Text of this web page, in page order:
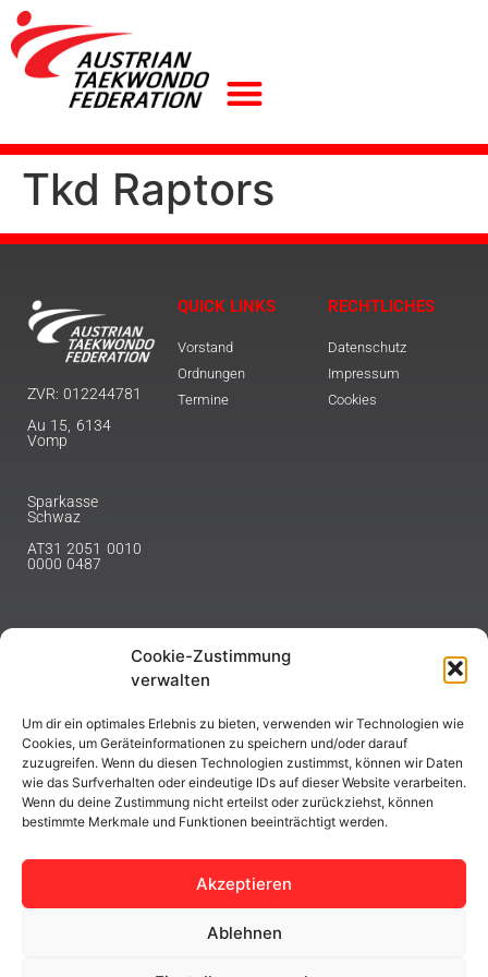
Cookie-Zustimmung
verwalten
Um dir ein optimales Erlebnis zu bieten, verwenden wir Technologien wie
Cookies, um Geräteinformationen zu speichern und/oder darauf
zuzugreifen. Wenn du diesen Technologien zustimmst, können wir Daten
wie das Surfverhalten oder eindeutige IDs auf dieser Website verarbeiten.
Wenn du deine Zustimmung nicht erteilst oder zurückziehst, können
bestimmte Merkmale und Funktionen beeinträchtigt werden.
Akzeptieren
Ablehnen
Tkd Raptors
ZVR: 012244781
Au 15, 6134
Vomp
Sparkasse
Schwaz
AT31 2051 0010
0000 0487
QUICK LINKS
Vorstand
Ordnungen
Termine
RECHTLICHES
Datenschutz
Impressum
Cookies
ABONNIEREN